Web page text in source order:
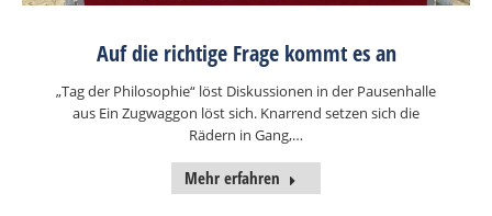
Auf die richtige Frage kommt es an
„Tag der Philosophie“ löst Diskussionen in der Pausenhalle
aus Ein Zugwaggon löst sich. Knarrend setzen sich die
Rädern in Gang,…
Mehr erfahren